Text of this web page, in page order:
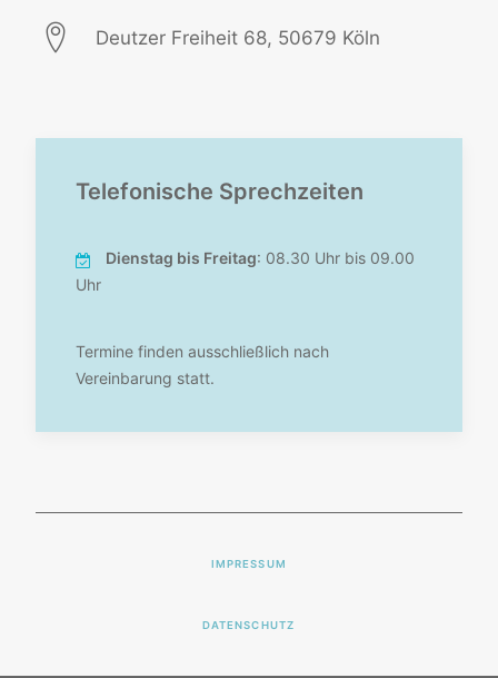
Deutzer Freiheit 68, 50679 Köln
Telefonische Sprechzeiten
Dienstag bis Freitag: 08.30 Uhr bis 09.00
Uhr
Termine finden ausschließlich nach
Vereinbarung statt.
IMPRESSUM
DATENSCHUTZ